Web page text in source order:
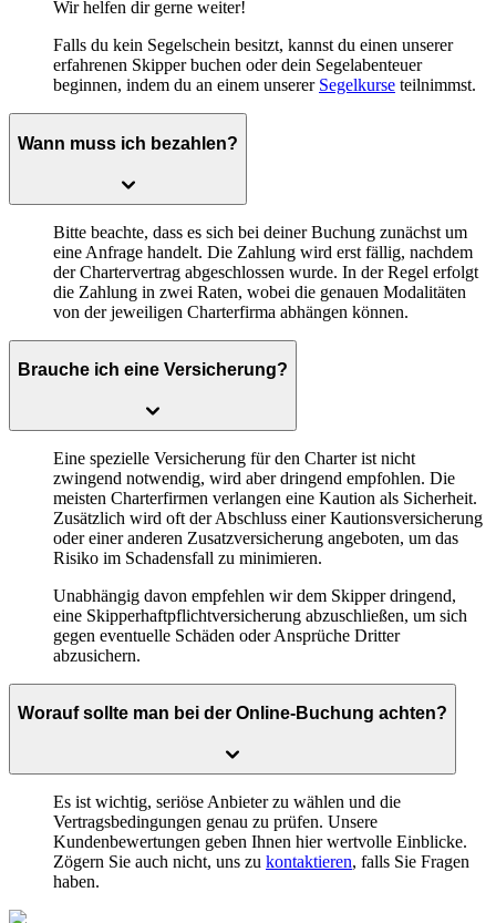
Wir helfen dir gerne weiter!
Falls du kein Segelschein besitzt, kannst du einen unserer
erfahrenen Skipper buchen oder dein Segelabenteuer
beginnen, indem du an einem unserer Segelkurse teilnimmst.
Wann muss ich bezahlen?
Bitte beachte, dass es sich bei deiner Buchung zunächst um
eine Anfrage handelt. Die Zahlung wird erst fällig, nachdem
der Chartervertrag abgeschlossen wurde. In der Regel erfolgt
die Zahlung in zwei Raten, wobei die genauen Modalitäten
von der jeweiligen Charterfirma abhängen können.
Brauche ich eine Versicherung?
Eine spezielle Versicherung für den Charter ist nicht
zwingend notwendig, wird aber dringend empfohlen. Die
meisten Charterfirmen verlangen eine Kaution als Sicherheit.
Zusätzlich wird oft der Abschluss einer Kautionsversicherung
oder einer anderen Zusatzversicherung angeboten, um das
Risiko im Schadensfall zu minimieren.
Unabhängig davon empfehlen wir dem Skipper dringend,
eine Skipperhaftpflichtversicherung abzuschließen, um sich
gegen eventuelle Schäden oder Ansprüche Dritter
abzusichern.
Worauf sollte man bei der Online-Buchung achten?
Es ist wichtig, seriöse Anbieter zu wählen und die
Vertragsbedingungen genau zu prüfen. Unsere
Kundenbewertungen geben Ihnen hier wertvolle Einblicke.
Zögern Sie auch nicht, uns zu kontaktieren, falls Sie Fragen
haben.